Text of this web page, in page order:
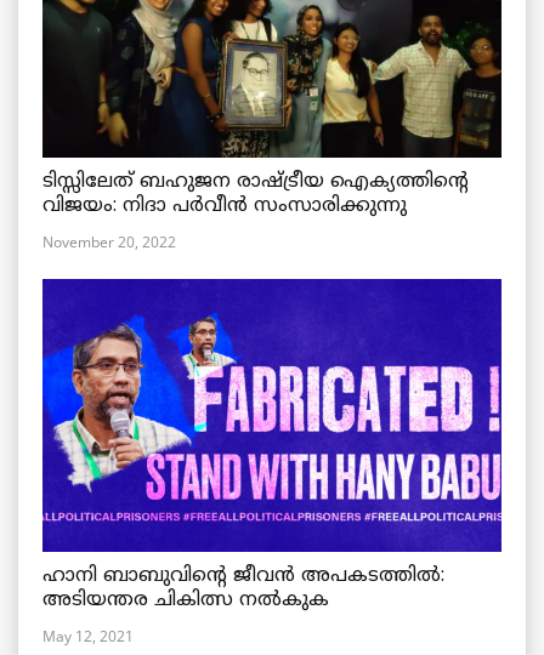
ടിസ്സിലേത് ബഹുജന രാഷ്ട്രീയ ഐക്യത്തിന്റെ
വിജയം: നിദാ പർവീൻ സംസാരിക്കുന്നു
November 20, 2022
ഹാനി ബാബുവിന്റെ ജീവൻ അപകടത്തിൽ:
അടിയന്തര ചികിത്സ നൽകുക
May 12, 2021